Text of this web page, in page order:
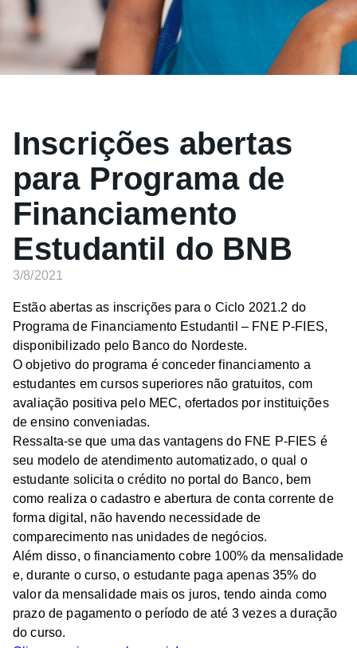
Inscrições abertas
para Programa de
Financiamento
Estudantil do BNB
3/8/2021
Estão abertas as inscrições para o Ciclo 2021.2 do
Programa de Financiamento Estudantil – FNE P-FIES,
disponibilizado pelo Banco do Nordeste.
O objetivo do programa é conceder financiamento a
estudantes em cursos superiores não gratuitos, com
avaliação positiva pelo MEC, ofertados por instituições
de ensino conveniadas.
Ressalta-se que uma das vantagens do FNE P-FIES é
seu modelo de atendimento automatizado, o qual o
estudante solicita o crédito no portal do Banco, bem
como realiza o cadastro e abertura de conta corrente de
forma digital, não havendo necessidade de
comparecimento nas unidades de negócios.
Além disso, o financiamento cobre 100% da mensalidade
e, durante o curso, o estudante paga apenas 35% do
valor da mensalidade mais os juros, tendo ainda como
prazo de pagamento o período de até 3 vezes a duração
do curso.